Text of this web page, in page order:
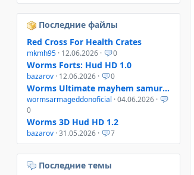
Последние файлы
Red Cross For Health Crates
mkmh95 · 12.06.2026 · 0
Worms Forts: Hud HD 1.0
bazarov · 12.06.2026 · 0
Worms Ultimate mayhem samurai helmet
wormsarmageddonoficial · 04.06.2026 ·
0
Worms 3D Hud HD 1.2
bazarov · 31.05.2026 · 7
Последние темы